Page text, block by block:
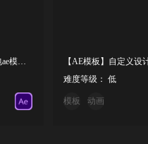
AE模板 迷你加载进度logo标志动画包ae模板 Loading Logo Pack
难度等级： 低
模板 动画